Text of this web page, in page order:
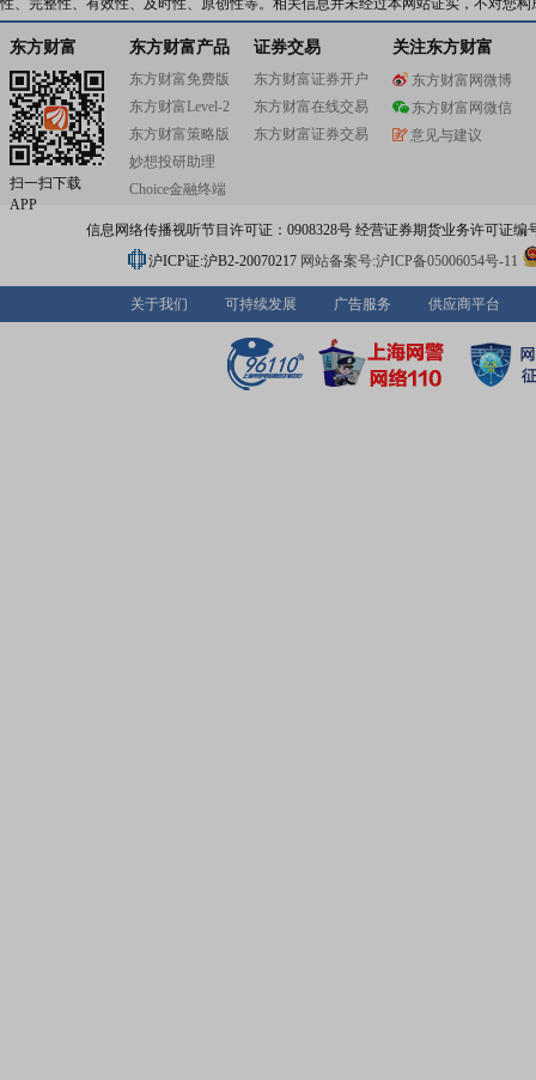
证监许可【2009】1180号文核准,以向上海市闸北区国有
督管理委员会发行新增股份的方式购买其持有的上海北方
司更名为“西藏城市发展投资股份有限公司”,转型为房地产
矿业投资企业。公司下属子公司北方城投是上海市静安区
房地产开发企业之一,拥有上海市房屋土地资源管理局颁发
产开发企业二级资质证书,公司及其前身拥有二十几年的房
发经验,目前主要经营业务为旧区改造、普通商品房、别墅
楼和保障性住房开发。公司已经开发永和小区、牡丹苑、
收购了拥有龙木错、结则茶卡盐湖资源的西藏阿里圣拓矿
责任公司41%股权,将其更名为西藏国能矿业发展有限公司
西藏自治区国有资产经营公司共同投资成立西藏旺盛投资
司,并与中国地质科学院合作开展阿里革吉3200多平方公里
色金属找矿科学考察项目;2013年,公司通过西藏国能矿业
限公司收购了西藏龙辉矿业有限公司,介入有色金属矿产领
外,公司与清华大学合作成立陕西国能新材料有限公司、北
性、完整性、有效性、及时性、原创性等。相关信息并未经过本网站证实，不对您
东方财富
扫一扫下载
APP
东方财富产品
东方财富免费版
东方财富Level-2
东方财富策略版
妙想投研助理
Choice金融终端
证券交易
东方财富证券开户
东方财富在线交易
东方财富证券交易
关注东方财富
东方财富网微博
东方财富网微信
意见与建议
信息网络传播视听节目许可证：0908328号 经营证券期货业务许可证编
沪ICP证:沪B2-20070217 网站备案号:沪ICP备05006054号-11
关于我们 可持续发展 广告服务 供应商平台